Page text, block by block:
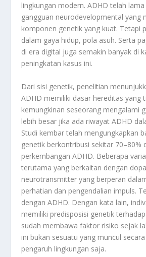
lingkungan modern. ADHD telah
gangguan neurodevelopmental yang
komponen genetik yang kuat. Tetapi
dalam gaya hidup, pola asuh. Serta
di era digital juga semakin banyak di
peningkatan kasus ini.
Dari sisi genetik, penelitian
ADHD memiliki dasar hereditas yang
kemungkinan seseorang mengalami
lebih besar jika ada riwayat ADHD
Studi kembar telah mengungkapkan
genetik berkontribusi sekitar 70–80%
perkembangan ADHD. Beberapa
terutama yang berkaitan dengan
neurotransmitter yang berperan
perhatian dan pengendalian impuls.
dengan ADHD. Dengan kata lain,
memiliki predisposisi genetik
sudah membawa faktor risiko sejak
ini bukan sesuatu yang muncul
pengaruh lingkungan saja.